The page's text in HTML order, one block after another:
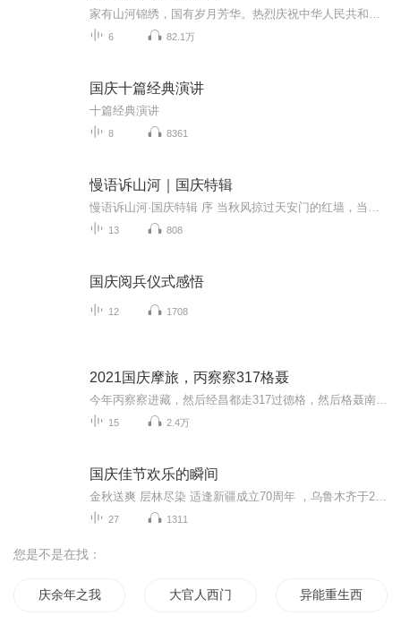
6 82.1万
国庆十篇经典演讲
十篇经典演讲
8 8361
慢语诉山河｜国庆特辑
13 808
国庆阅兵仪式感悟
12 1708
2021国庆摩旅，丙察察317格聂
15 2.4万
国庆佳节欢乐的瞬间
27 1311
您是不是在找：
庆余年之我叫王启年 大官人西门庆 异能重生西门庆